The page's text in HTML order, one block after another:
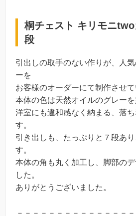
桐チェスト キリモニ
段
引出しの取手のない作りが、人
ーを
お客様のオーダーにて制作させて
本体の色は天然オイルのグレーを
洋室にも違和感なく納まる、落
す。
引き出しも、たっぷりと７段あ
す。
本体の角も丸く加工し、脚部の
した。
ありがとうございました。
－－－－－－－－－－－－－－